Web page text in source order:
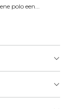
polo een...